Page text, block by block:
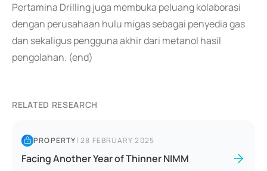
Pertamina Drilling juga membuka peluang kolaborasi
dengan perusahaan hulu migas sebagai penyedia gas
dan sekaligus pengguna akhir dari metanol hasil
pengolahan. (end)
RELATED RESEARCH
PROPERTY|28 FEBRUARY 2025
Facing Another Year of Thinner NIMM